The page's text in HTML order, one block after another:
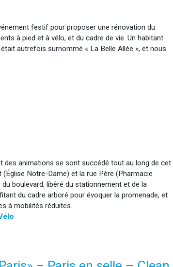
festif pour proposer une rénovation du
à pied et à vélo, et du cadre de vie. Un habitant
autrefois surnommé « La Belle Allée », et nous
des animations se sont succédé tout au long de cet
Notre-Dame) et la rue Père (Pharmacie
boulevard, libéré du stationnement et de la
du cadre arboré pour évoquer la promenade, et
à mobilités réduites.